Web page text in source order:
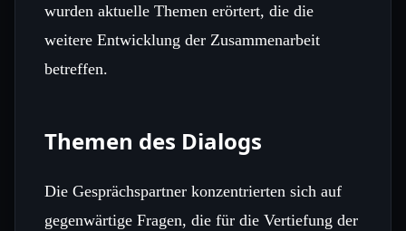
wurden aktuelle Themen erörtert, die die
weitere Entwicklung der Zusammenarbeit
betreffen.
Themen des Dialogs
Die Gesprächspartner konzentrierten sich auf
gegenwärtige Fragen, die für die Vertiefung der